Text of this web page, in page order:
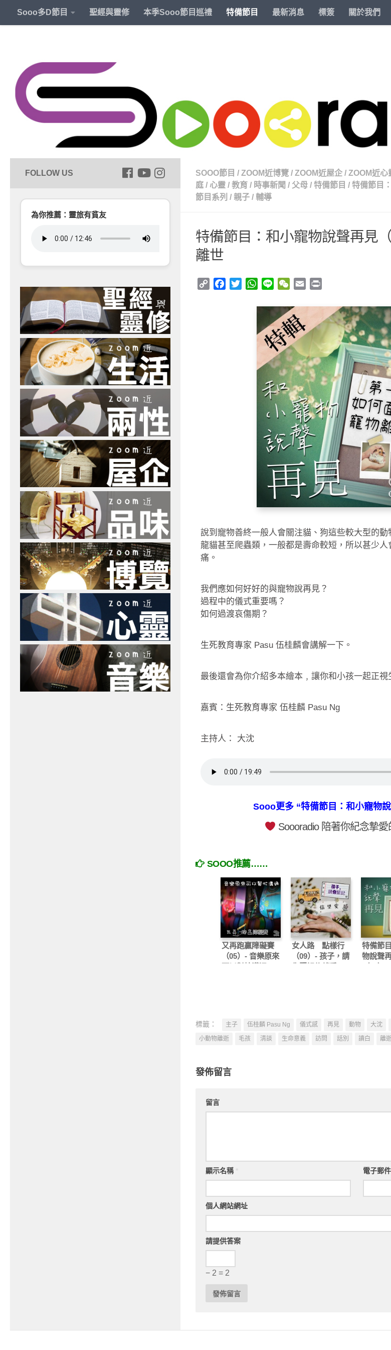
Sooo多D節目 聖經與靈修 本季Sooo節目巡禮 特備節目 最新消息 標簽 關於我們
SOOO節目 / ZOOM近博覽 / ZOOM近屋企 / ZOOM近心
庭 / 心靈 / 教育 / 時事新聞 / 父母 / 特備節目 / 特備節目
節目系列 / 親子 / 輔導
特備節目：和小寵物說聲再見
離世
Copy
Facebook
TwitterWhatsApp
Line WeChat
Email
說到寵物善終一般人會關注貓、狗這些較大型的動
龍貓甚至爬蟲類，一般都是壽命較短，所以甚少
痛。
我們應如何好好的與寵物說再見？
過程中的儀式重要嗎？
如何過渡哀傷期？
生死教育專家 Pasu 伍桂麟會講解一下。
最後還會為你介紹多本繪本﹐讓你和小孩一起正視
嘉賓：生死教育專家 伍桂麟 Pasu Ng
主持人： 大沈
Sooo更多 “特備節目：和小寵物
Soooradio 陪著你紀念摯愛
SOOO推薦……
又再跑贏障礙賽
（05）- 音樂原來
女人路 點樣行
（09）- 孩子，請
特備節
物說聲
標籤： 主子 伍桂麟 Pasu Ng 儀式感 再見 動物 大沈
小動物離逝
毛孩 清談 生命意義 訪問 話別 讀白 離
發佈留言
留言
顯示名稱 電子郵
個人網站網址
請提供答案
− 2 = 2
為你推薦：靈旅有貧友